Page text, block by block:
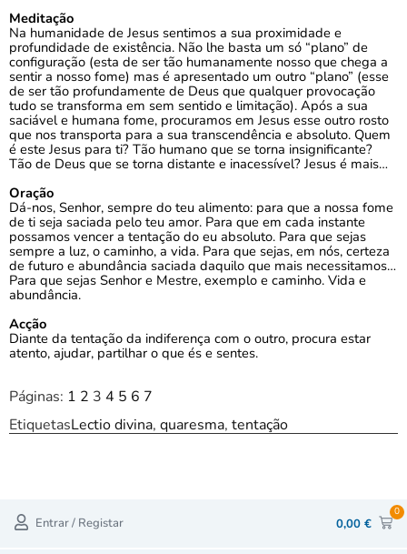
Meditação
Na humanidade de Jesus sentimos a sua proximidade e
profundidade de existência. Não lhe basta um só “plano” de
configuração (esta de ser tão humanamente nosso que chega a
sentir a nosso fome) mas é apresentado um outro “plano” (esse
de ser tão profundamente de Deus que qualquer provocação
tudo se transforma em sem sentido e limitação). Após a sua
saciável e humana fome, procuramos em Jesus esse outro rosto
que nos transporta para a sua transcendência e absoluto. Quem
é este Jesus para ti? Tão humano que se torna insignificante?
Tão de Deus que se torna distante e inacessível? Jesus é mais…
Oração
Dá-nos, Senhor, sempre do teu alimento: para que a nossa fome
de ti seja saciada pelo teu amor. Para que em cada instante
possamos vencer a tentação do eu absoluto. Para que sejas
sempre a luz, o caminho, a vida. Para que sejas, em nós, certeza
de futuro e abundância saciada daquilo que mais necessitamos…
Para que sejas Senhor e Mestre, exemplo e caminho. Vida e
abundância.
Acção
Diante da tentação da indiferença com o outro, procura estar
atento, ajudar, partilhar o que és e sentes.
Páginas: 1 2 3 4 5 6 7
EtiquetasLectio divina, quaresma, tentação
Entrar / Registar 0,00 €
0